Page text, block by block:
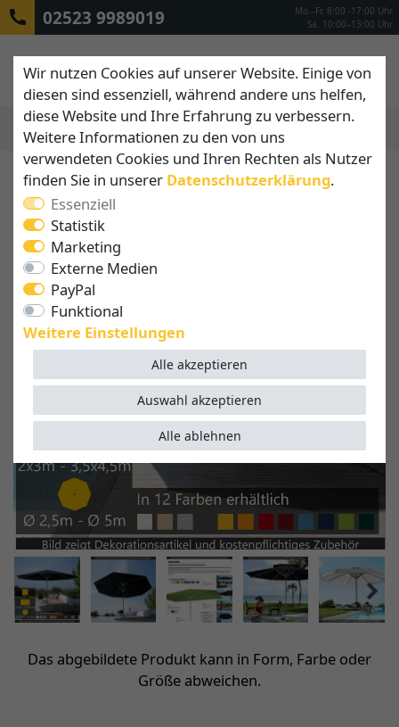
02523 9989019
Mo.–Fr. 8:00 -17:00 Uhr
Sa. 10:00–13:00 Uhr
Das abgebildete Produkt kann in Form, Farbe oder
Größe abweichen.
Wir nutzen Cookies auf unserer Website. Einige von
diesen sind essenziell, während andere uns helfen,
diese Website und Ihre Erfahrung zu verbessern.
Weitere Informationen zu den von uns
verwendeten Cookies und Ihren Rechten als Nutzer
finden Sie in unserer Daten­schutz­erklärung.
Essenziell
Statistik
Marketing
Externe Medien
PayPal
Funktional
Weitere Einstellungen
Alle akzeptieren
Alle ablehnen
Auswahl akzeptieren